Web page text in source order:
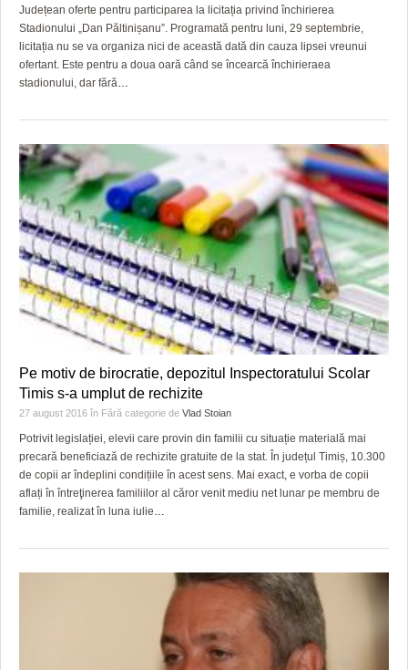
Județean oferte pentru participarea la licitația privind închirierea
Stadionului „Dan Păltinișanu”. Programată pentru luni, 29 septembrie,
licitația nu se va organiza nici de această dată din cauza lipsei vreunui
ofertant. Este pentru a doua oară când se încearcă închirieraea
stadionului, dar fără…
Pe motiv de birocratie, depozitul Inspectoratului Scolar
Timis s-a umplut de rechizite
27 august 2016 în Fără categorie de Vlad Stoian
Potrivit legislației, elevii care provin din familii cu situație materială mai
precară beneficiază de rechizite gratuite de la stat. În județul Timiș, 10.300
de copii ar îndeplini condițiile în acest sens. Mai exact, e vorba de copii
aflați în întreţinerea familiilor al căror venit mediu net lunar pe membru de
familie, realizat în luna iulie…